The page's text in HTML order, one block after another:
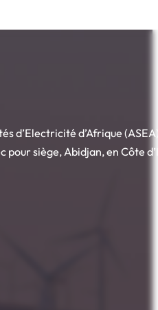
d’Electricité d’Afrique
pour siège, Abidjan, en Côte